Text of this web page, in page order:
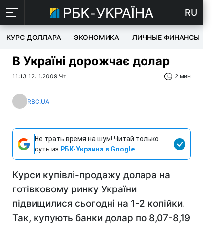
RU
КУРС ДОЛЛАРА ЭКОНОМИКА ЛИЧНЫЕ ФИНАНСЫ
В Україні дорожчає долар
11:13 12.11.2009 Чт 2 мин
RBC.UA
Не трать время на шум! Читай только
суть из РБК-Украина в Google
Курси купівлі-продажу долара на
готівковому ринку України
підвищилися сьогодні на 1-2 копійки.
Так, купують банки долар по 8,07-8,19